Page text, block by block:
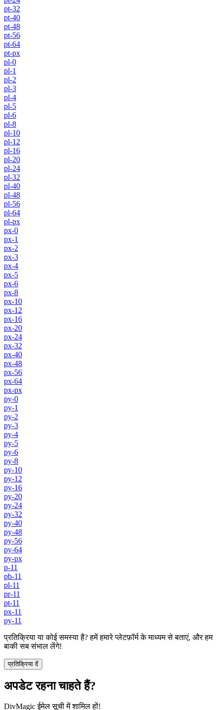
pt-32
pt-40
pt-48
pt-56
pt-64
pt-px
pl-0
pl-1
pl-2
pl-3
pl-4
pl-5
pl-6
pl-8
pl-10
pl-12
pl-16
pl-20
pl-24
pl-32
pl-40
pl-48
pl-56
pl-64
pl-px
px-0
px-1
px-2
px-3
px-4
px-5
px-6
px-8
px-10
px-12
px-16
px-20
px-24
px-32
px-40
px-48
px-56
px-64
px-px
py-0
py-1
py-2
py-3
py-4
py-5
py-6
py-8
py-10
py-12
py-16
py-20
py-24
py-32
py-40
py-48
py-56
py-64
py-px
p-11
pb-11
pl-11
pr-11
pt-11
px-11
py-11
प्रतिक्रिया या कोई समस्या है? हमें हमारे प्लेटफ़ॉर्म के माध्यम से बताएं, और हम
बाकी सब संभाल लेंगे!
प्रतिक्रिया दें
अपडेट रहना चाहते हैं?
DivMagic ईमेल सूची में शामिल हों!